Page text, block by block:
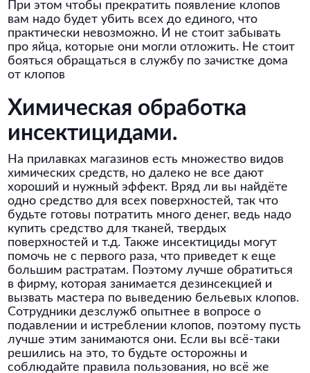
При этом чтобы прекратить появление клопов
вам надо будет убить всех до единого, что
практически невозможно. И не стоит забывать
про яйца, которые они могли отложить. Не стоит
бояться обращаться в службу по зачистке дома
от клопов
Химическая обработка
инсектицидами.
На прилавках магазинов есть множество видов
химических средств, но далеко не все дают
хороший и нужный эффект. Вряд ли вы найдёте
одно средство для всех поверхностей, так что
будьте готовы потратить много денег, ведь надо
купить средство для тканей, твердых
поверхностей и т.д. Также инсектициды могут
помочь не с первого раза, что приведет к еще
большим растратам. Поэтому лучше обратиться
в фирму, которая занимается дезинсекцией и
вызвать мастера по выведению бельевых клопов.
Сотрудники дезслужб опытнее в вопросе о
подавлении и истреблении клопов, поэтому пусть
лучше этим занимаются они. Если вы всё-таки
решились на это, то будьте осторожны и
соблюдайте правила пользования, но всё же